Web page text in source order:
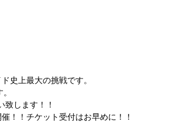
史上最大の挑戦です。
します！！
！！チケット受付はお早めに！！